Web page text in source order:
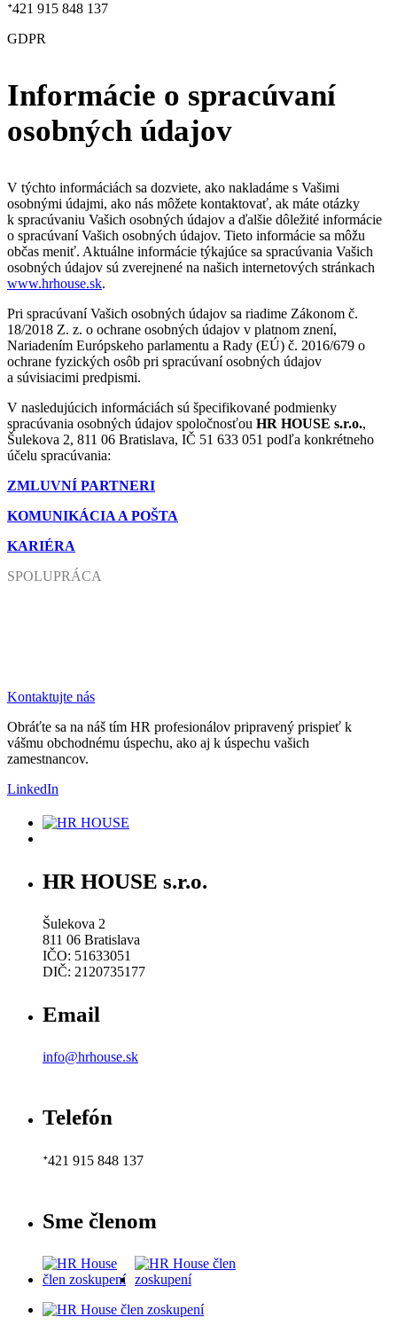
ᐩ421 915 848 137
GDPR
Informácie o spracúvaní
osobných údajov
V týchto informáciách sa dozviete, ako nakladáme s Vašimi
osobnými údajmi, ako nás môžete kontaktovať, ak máte otázky
k spracúvaniu Vašich osobných údajov a ďalšie dôležité informácie
o spracúvaní Vašich osobných údajov. Tieto informácie sa môžu
občas meniť. Aktuálne informácie týkajúce sa spracúvania Vašich
osobných údajov sú zverejnené na našich internetových stránkach
www.hrhouse.sk.
Pri spracúvaní Vašich osobných údajov sa riadime Zákonom č.
18/2018 Z. z. o ochrane osobných údajov v platnom znení,
Nariadením Európskeho parlamentu a Rady (EÚ) č. 2016/679 o
ochrane fyzických osôb pri spracúvaní osobných údajov
a súvisiacimi predpismi.
V nasledujúcich informáciách sú špecifikované podmienky
spracúvania osobných údajov spoločnosťou HR HOUSE s.r.o.,
Šulekova 2, 811 06 Bratislava, IČ 51 633 051 podľa konkrétneho
účelu spracúvania:
ZMLUVNÍ PARTNERI
KOMUNIKÁCIA A POŠTA
KARIÉRA
SPOLUPRÁCA
Kontaktujte nás
Obráťte sa na náš tím HR profesionálov pripravený prispieť k
vášmu obchodnému úspechu, ako aj k úspechu vašich
zamestnancov.
LinkedIn
HR HOUSE s.r.o.
Šulekova 2
811 06 Bratislava
IČO: 51633051
DIČ: 2120735177
Email
info@hrhouse.sk
Telefón
ᐩ421 915 848 137
Sme členom